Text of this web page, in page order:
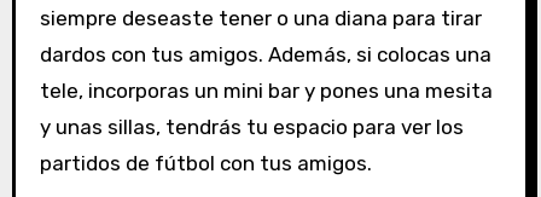
siempre deseaste tener o una diana para tirar
dardos con tus amigos. Además, si colocas una
tele, incorporas un mini bar y pones una mesita
y unas sillas, tendrás tu espacio para ver los
partidos de fútbol con tus amigos.